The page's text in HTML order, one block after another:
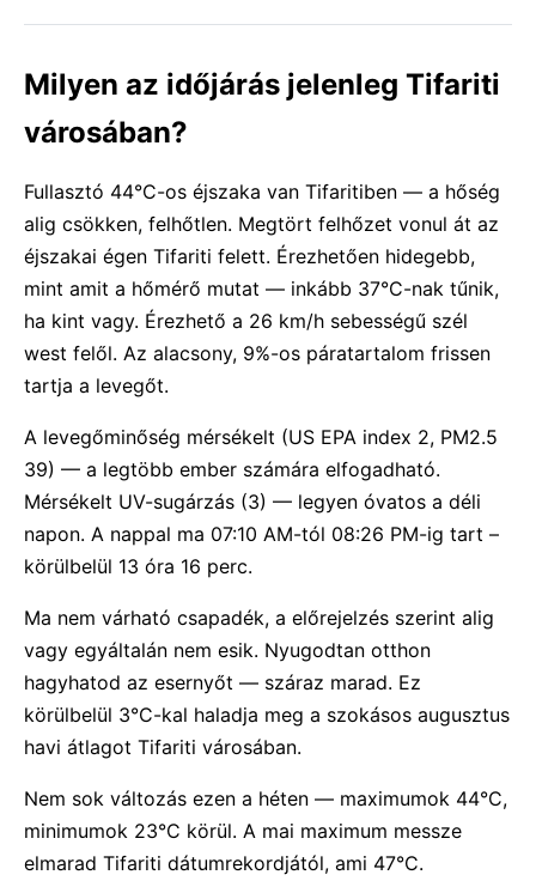
Milyen az időjárás jelenleg Tifariti
városában?
Fullasztó 44°C-os éjszaka van Tifaritiben — a hőség
alig csökken, felhőtlen. Megtört felhőzet vonul át az
éjszakai égen Tifariti felett. Érezhetően hidegebb,
mint amit a hőmérő mutat — inkább 37°C-nak tűnik,
ha kint vagy. Érezhető a 26 km/h sebességű szél
west felől. Az alacsony, 9%-os páratartalom frissen
tartja a levegőt.
A levegőminőség mérsékelt (US EPA index 2, PM2.5
39) — a legtöbb ember számára elfogadható.
Mérsékelt UV-sugárzás (3) — legyen óvatos a déli
napon. A nappal ma 07:10 AM-tól 08:26 PM-ig tart –
körülbelül 13 óra 16 perc.
Ma nem várható csapadék, a előrejelzés szerint alig
vagy egyáltalán nem esik. Nyugodtan otthon
hagyhatod az esernyőt — száraz marad. Ez
körülbelül 3°C-kal haladja meg a szokásos augusztus
havi átlagot Tifariti városában.
Nem sok változás ezen a héten — maximumok 44°C,
minimumok 23°C körül. A mai maximum messze
elmarad Tifariti dátumrekordjától, ami 47°C.